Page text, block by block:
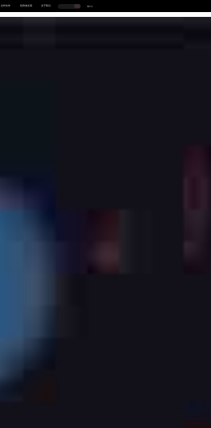
合作伙伴 投资者关系 关于我们 中EN